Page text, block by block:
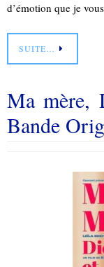
d’émotion que je
SUITE…
Ma mère,
Bande